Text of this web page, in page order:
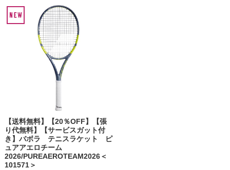
【送料無料】【20％OFF】【張
り代無料】【サービスガット付
き】バボラ テニスラケット ピ
ュアアエロチーム
2026/PUREAEROTEAM2026＜
101571＞